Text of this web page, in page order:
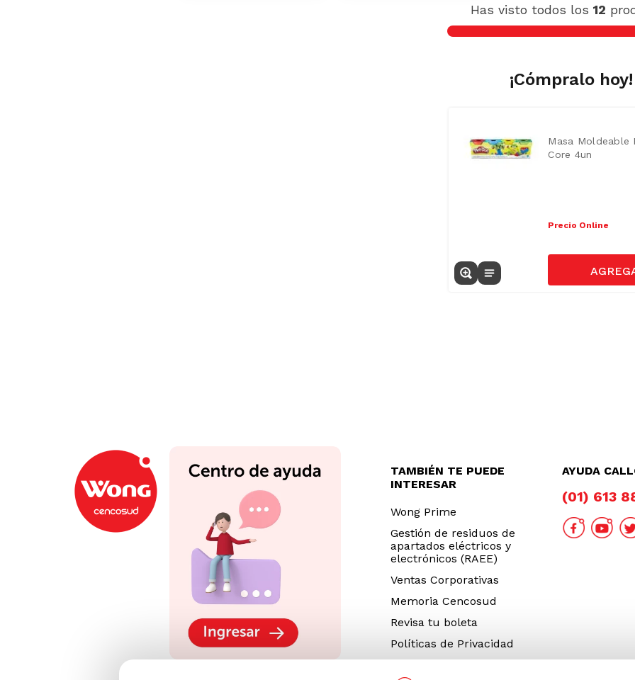
Has visto todos los 12
¡Cómpralo hoy!
Masa Moldeable
Core 4un
Precio Online
TAMBIÉN TE PUEDE
INTERESAR
Wong Prime
Gestión de residuos de
apartados eléctricos y
electrónicos (RAEE)
Ventas Corporativas
Memoria Cencosud
Revisa tu boleta
Políticas de Privacidad
AYUDA
(01) 613